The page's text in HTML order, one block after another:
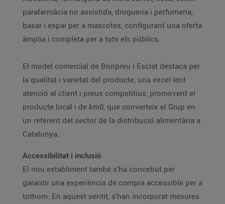
parafarmàcia no assistida, drogueria i perfumeria,
basar i espai per a mascotes, configurant una oferta
àmplia i completa per a tots els públics.
El model comercial de Bonpreu i Esclat destaca per
la qualitat i varietat del producte, una excel·lent
atenció al client i preus competitius, promovent el
producte local i de km0, que converteix el Grup en
un referent del sector de la distribució alimentària a
Catalunya.
Accessibilitat i inclusió
El nou establiment també s’ha concebut per
garantir una experiència de compra accessible per a
tothom. En aquest sentit, s’han incorporat mesures